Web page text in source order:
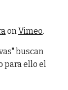
onVimeo.
buscan
para ello el